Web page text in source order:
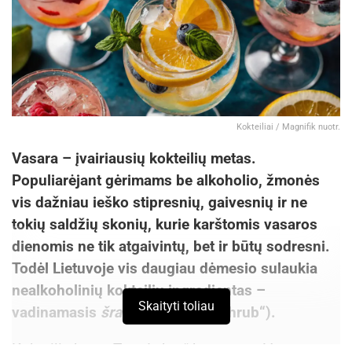
„Nuolat perdarau vyriškus švarkus, kelnes,
marškinius, įvairius moteriškus drabužius,
Kokteiliai / Magnifik nuotr.
Vasara – įvairiausių kokteilių metas.
Populiarėjant gėrimams be alkoholio, žmonės
vis dažniau ieško stipresnių, gaivesnių ir ne
tokių saldžių skonių, kurie karštomis vasaros
dienomis ne tik atgaivintų, bet ir būtų sodresni.
Todėl Lietuvoje vis daugiau dėmesio sulaukia
nealkoholinių kokteilių ingredientas –
vadinamasis šrabas(anglų k. „shrub“).
Skaityti toliau